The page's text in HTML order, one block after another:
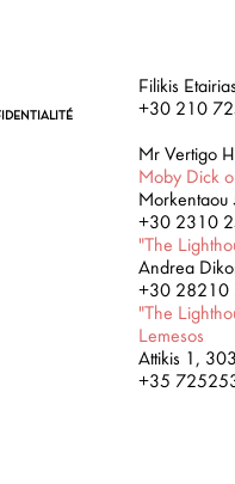
Filikis
+30 210
Mr Vertigo
Moby Dick
+30 2310
"The
Andrea
+30 28210
"The
Lemesos
Attikis 1,
+35